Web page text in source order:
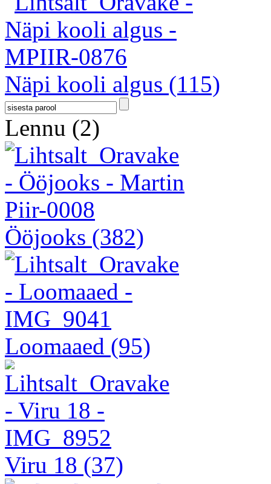
Näpi kooli algus (115)
Lennu (2)
Ööjooks (382)
Loomaaed (95)
Viru 18 (37)